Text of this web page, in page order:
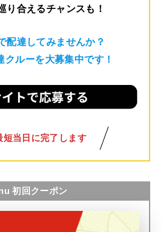
り合えるチャンスも！
配達してみませんか？
ルーを大募集中です！
短当日に完了します
初回クーポン